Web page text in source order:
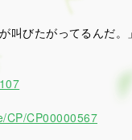
叫びたがってるんだ
CP/CP00000567